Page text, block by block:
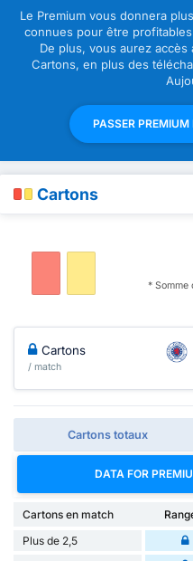
Le Premium vous donnera
connues pour être
De plus, vous aurez
Cartons, en plus des
PASSER
Cartons
* Somme
Cartons
/ match
Cartons totaux
DATA FOR
Cartons en match
Plus de 2,5